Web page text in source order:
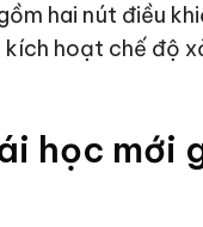
hai nút điều
hoạt chế độ
học mới